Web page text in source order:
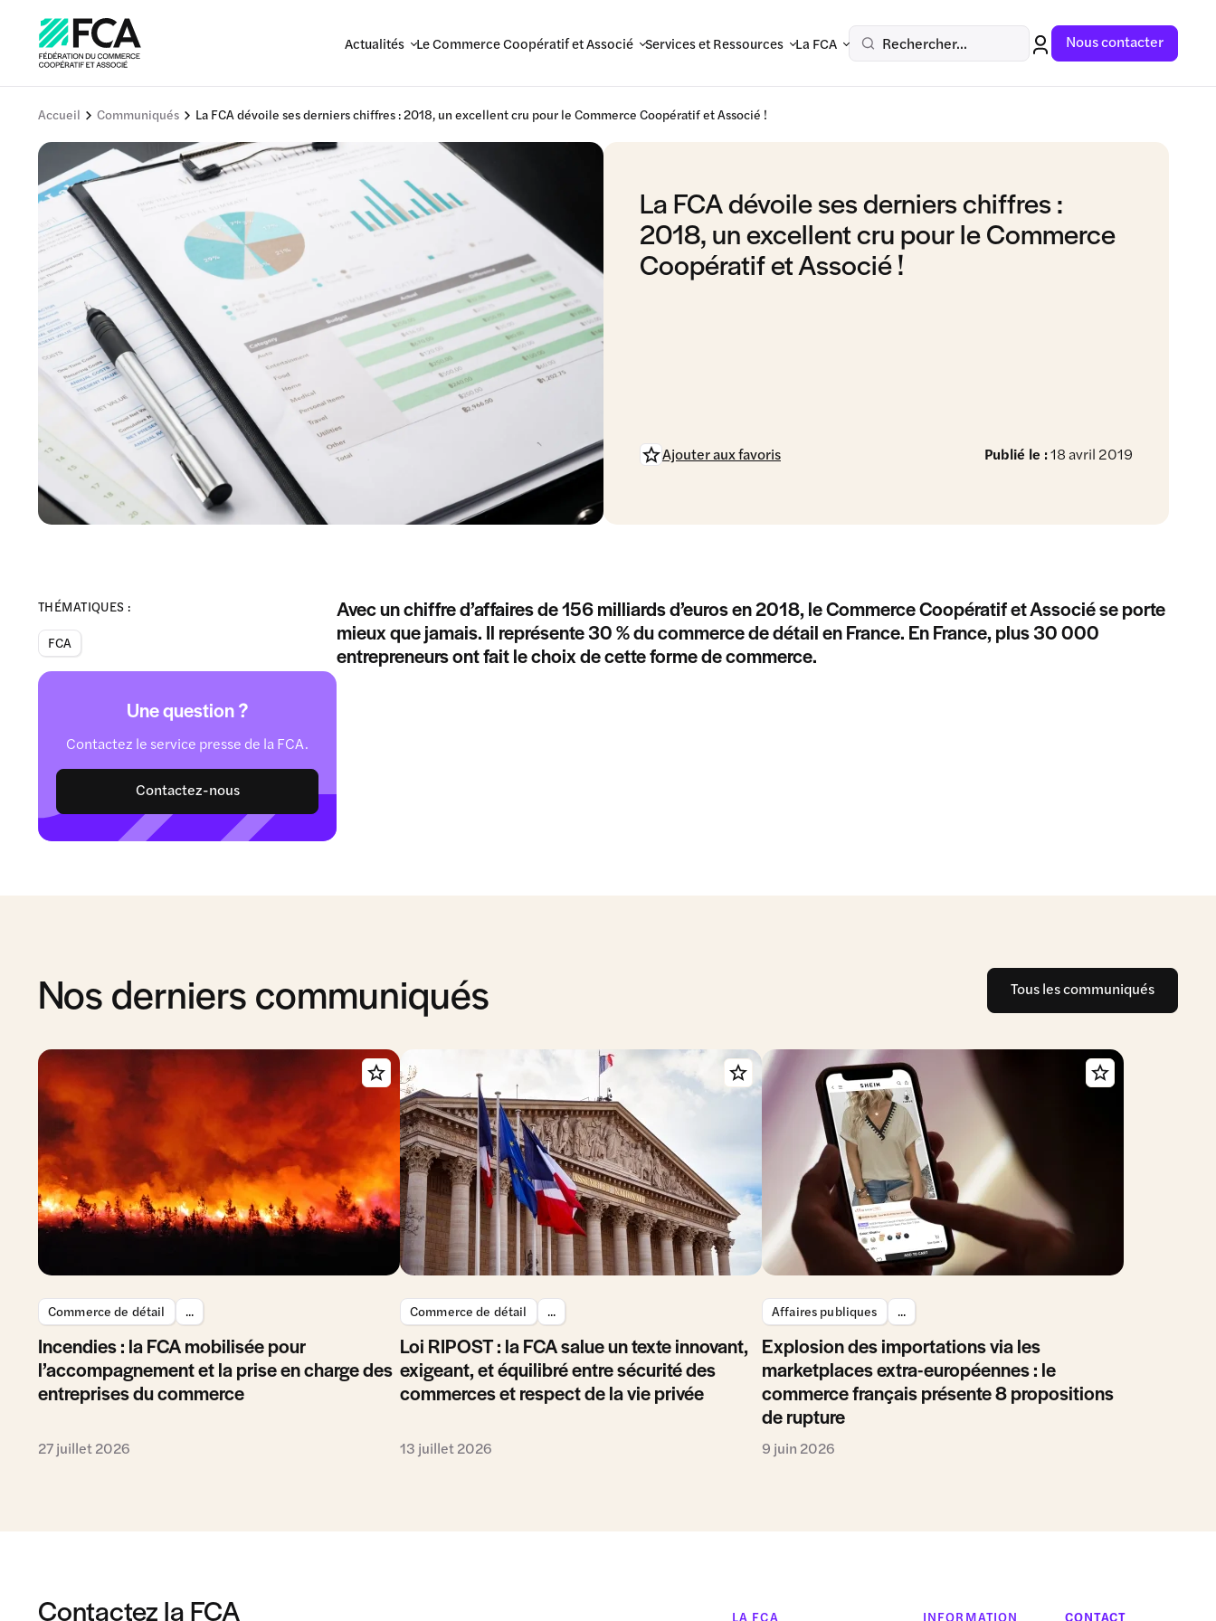
Actualités Le Commerce Coopératif et Associé Services et Ressources La FCA Rechercher... Nous contacter
Accueil Communiqués La FCA dévoile ses derniers chiffres : 2018, un excellent cru pour le Commerce Coopératif et Associé !
La FCA dévoile ses derniers chiffres :
2018, un excellent cru pour le Commerce
Coopératif et Associé !
Publié le :18 avril 2019
Ajouter aux favoris
THÉMATIQUES :
FCA
Une question ?
Contactez le service presse de la FCA.
Contactez-nous
Avec un chiffre d’affaires de 156 milliards d’euros en 2018, le Commerce Coopératif et Associé se porte
mieux que jamais. Il représente 30 % du commerce de détail en France. En France, plus 30 000
entrepreneurs ont fait le choix de cette forme de commerce.
Nos derniers communiqués Tous les communiqués
Commerce de détail ...
Incendies : la FCA mobilisée pour
l’accompagnement et la prise en charge des
entreprises du commerce
27 juillet 2026
Commerce de détail ...
Loi RIPOST : la FCA salue un texte innovant,
exigeant, et équilibré entre sécurité des
commerces et respect de la vie privée
13 juillet 2026
Affaires publiques ...
Explosion des importations via les
marketplaces extra-européennes : le
commerce français présente 8 propositions
de rupture
9 juin 2026
Contactez la FCA LA FCA INFORMATION CONTACT